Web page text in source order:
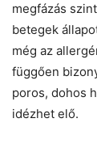
megfázás
betegek
még az
függően
poros, dohos
idézhet elő.